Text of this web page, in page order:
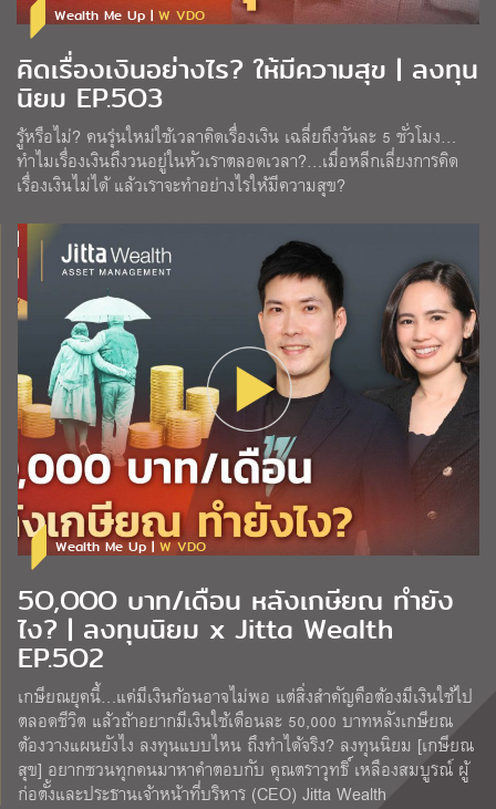
Wealth Me Up | W VDO
คิดเรื่องเงินอย่างไร? ให้มีความสุข | ลงทุน
นิยม EP.5O3
รู้หรือไม่? คนรุ่นใหม่ใช้เวลาคิดเรื่องเงิน เฉลี่ยถึงวันละ 5 ชั่วโมง…
ทำไมเรื่องเงินถึงวนอยู่ในหัวเราตลอดเวลา?…เมื่อหลีกเลี่ยงการคิด
เรื่องเงินไม่ได้ แล้วเราจะทำอย่างไรให้มีความสุข?
Wealth Me Up | W VDO
5O,OOO บาท/เดือน หลังเกษียณ ทำยัง
ไง? | ลงทุนนิยม x Jitta Wealth
EP.5O2
เกษียณยุคนี้…แค่มีเงินก้อนอาจไม่พอ แต่สิ่งสำคัญคือต้องมีเงินใช้ไป
ตลอดชีวิต แล้วถ้าอยากมีเงินใช้เดือนละ 50,000 บาทหลังเกษียณ
ต้องวางแผนยังไง ลงทุนแบบไหน ถึงทำได้จริง? ลงทุนนิยม [เกษียณ
สุข] อยากชวนทุกคนมาหาคำตอบกับ คุณตราวุทธิ์ เหลืองสมบูรณ์ ผู้
ก่อตั้งและประธานเจ้าหน้าที่บริหาร (CEO) Jitta Wealth